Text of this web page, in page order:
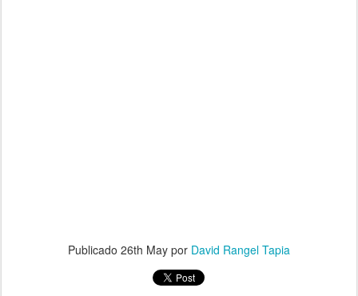
Publicado 26th May por David Rangel Tapia